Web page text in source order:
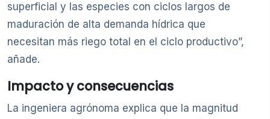
superficial y las especies con ciclos largos de
maduración de alta demanda hídrica que
necesitan más riego total en el ciclo productivo”,
añade.
Impacto y consecuencias
La ingeniera agrónoma explica que la magnitud